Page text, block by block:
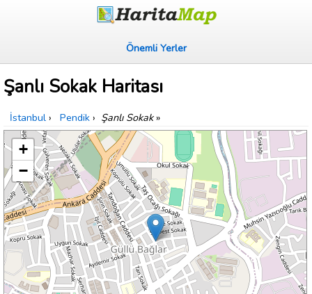
Önemli Yerler
Şanlı Sokak Haritası
İstanbul › Pendik › Şanlı Sokak»
+
−